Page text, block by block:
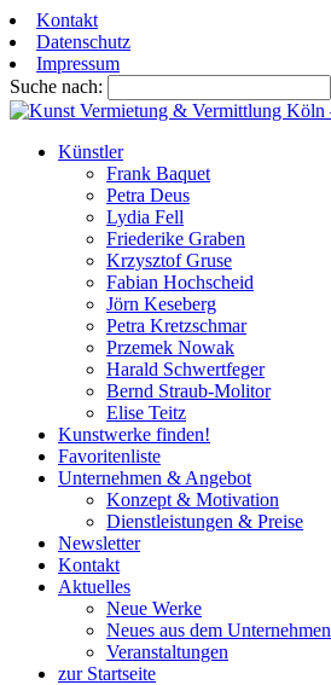
Kontakt
Datenschutz
Impressum
Suche nach:
Künstler
Frank Baquet
Petra Deus
Lydia Fell
Friederike Graben
Krzysztof Gruse
Fabian Hochscheid
Jörn Keseberg
Petra Kretzschmar
Przemek Nowak
Harald Schwertfeger
Bernd Straub-Molitor
Elise Teitz
Kunstwerke finden!
Favoritenliste
Unternehmen & Angebot
Konzept & Motivation
Dienstleistungen & Preise
Newsletter
Kontakt
Aktuelles
Neue Werke
Neues aus dem Unternehmen
Veranstaltungen
zur Startseite